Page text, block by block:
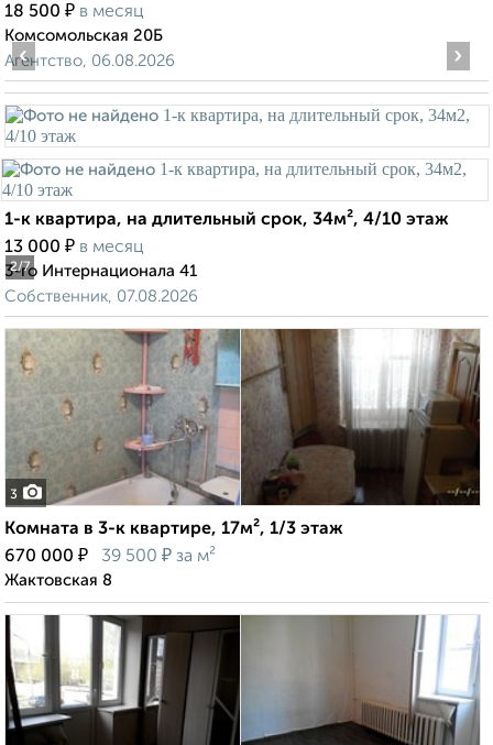
18 500 ₽ в месяц
Комсомольская 20Б
Агентство, 06.08.2026
2/7
‹ ›
1-к квартира, на длительный срок, 34м², 4/10 этаж
13 000 ₽ в месяц
3-го Интернационала 41
Собственник, 07.08.2026
3
Комната в 3-к квартире, 17м², 1/3 этаж
670 000 ₽ 39 500 ₽ за м²
Жактовская 8